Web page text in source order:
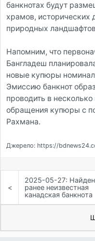
банкнотах будут
храмов, исторических
природных
Напомним, что
Бангладеш
новые купюры
Эмиссию банкнот
проводить в
обращения купюры с
Рахмана.
Джерело: https://
<
2025-05-27:
ранее неизвестная
канадская банкнота